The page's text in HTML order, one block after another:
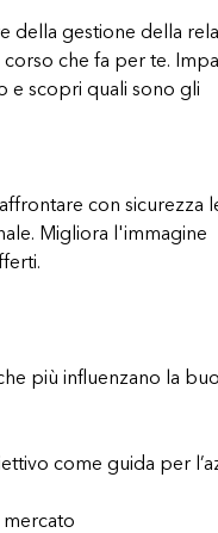
della gestione della
che fa per te.
e scopri quali sono gli
con sicurezza
Migliora l'immagine
più influenzano la
come guida per